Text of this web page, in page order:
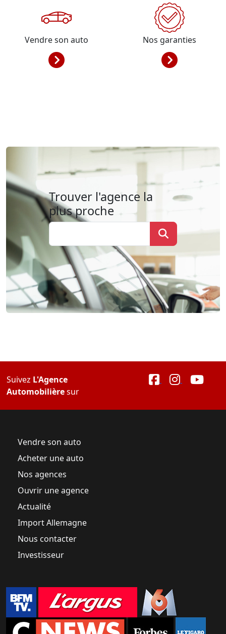
Vendre son auto Nos garanties
Trouver l'agence la
plus proche
Suivez L'Agence
Automobilièresur
Vendre son auto
Acheter une auto
Nos agences
Ouvrir une agence
Actualité
Import Allemagne
Nous contacter
Investisseur